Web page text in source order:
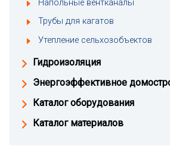
Напольные вентканалы
Трубы для кагатов
Утепление сельхозобъектов
Гидроизоляция
Энергоэффективное
Каталог оборудования
Каталог материалов